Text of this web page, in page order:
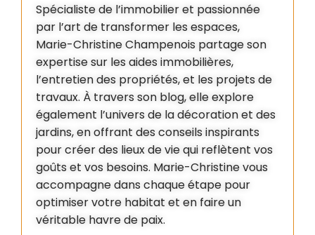
Spécialiste de l’immobilier et passionnée
par l’art de transformer les espaces,
Marie-Christine Champenois partage son
expertise sur les aides immobilières,
l’entretien des propriétés, et les projets de
travaux. À travers son blog, elle explore
également l’univers de la décoration et des
jardins, en offrant des conseils inspirants
pour créer des lieux de vie qui reflètent vos
goûts et vos besoins. Marie-Christine vous
accompagne dans chaque étape pour
optimiser votre habitat et en faire un
véritable havre de paix.